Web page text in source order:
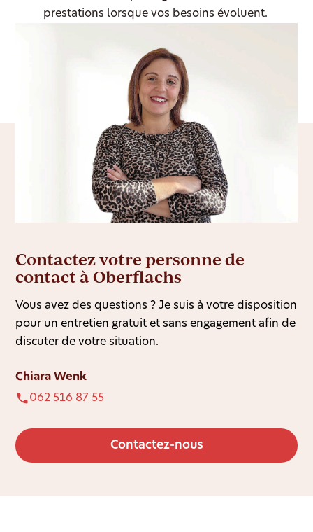
Contactez votre personne de
contact à Oberflachs
Vous avez des questions ? Je suis à votre disposition
pour un entretien gratuit et sans engagement afin de
discuter de votre situation.
Chiara Wenk
062 516 87 55
Contactez-nous
prestations lorsque vos besoins évoluent.